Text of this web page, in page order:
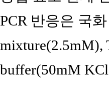
PCR 반응은 국
mixture(2.5mM),
buffer(50mM